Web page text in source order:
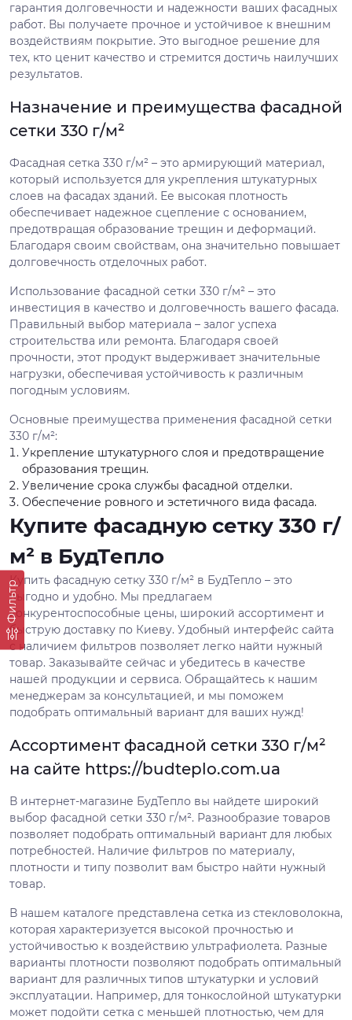
Фильтр
гарантия долговечности и надежности ваших фасадных
работ. Вы получаете прочное и устойчивое к внешним
воздействиям покрытие. Это выгодное решение для
тех, кто ценит качество и стремится достичь наилучших
результатов.
Назначение и преимущества фасадной
сетки 330 г/м²
Фасадная сетка 330 г/м² – это армирующий материал,
который используется для укрепления штукатурных
слоев на фасадах зданий. Ее высокая плотность
обеспечивает надежное сцепление с основанием,
предотвращая образование трещин и деформаций.
Благодаря своим свойствам, она значительно повышает
долговечность отделочных работ.
Использование фасадной сетки 330 г/м² – это
инвестиция в качество и долговечность вашего фасада.
Правильный выбор материала – залог успеха
строительства или ремонта. Благодаря своей
прочности, этот продукт выдерживает значительные
нагрузки, обеспечивая устойчивость к различным
погодным условиям.
Основные преимущества применения фасадной сетки
330 г/м²:
Укрепление штукатурного слоя и предотвращение
образования трещин.
Увеличение срока службы фасадной отделки.
Обеспечение ровного и эстетичного вида фасада.
Купите фасадную сетку 330 г/
м² в БудТепло
Купить фасадную сетку 330 г/м² в БудТепло – это
выгодно и удобно. Мы предлагаем
конкурентоспособные цены, широкий ассортимент и
быструю доставку по Киеву. Удобный интерфейс сайта
с наличием фильтров позволяет легко найти нужный
товар. Заказывайте сейчас и убедитесь в качестве
нашей продукции и сервиса. Обращайтесь к нашим
менеджерам за консультацией, и мы поможем
подобрать оптимальный вариант для ваших нужд!
Ассортимент фасадной сетки 330 г/м²
на сайте https://budteplo.com.ua
В интернет-магазине БудТепло вы найдете широкий
выбор фасадной сетки 330 г/м². Разнообразие товаров
позволяет подобрать оптимальный вариант для любых
потребностей. Наличие фильтров по материалу,
плотности и типу позволит вам быстро найти нужный
товар.
В нашем каталоге представлена сетка из стекловолокна,
которая характеризуется высокой прочностью и
устойчивостью к воздействию ультрафиолета. Разные
варианты плотности позволяют подобрать оптимальный
вариант для различных типов штукатурки и условий
эксплуатации. Например, для тонкослойной штукатурки
может подойти сетка с меньшей плотностью, чем для